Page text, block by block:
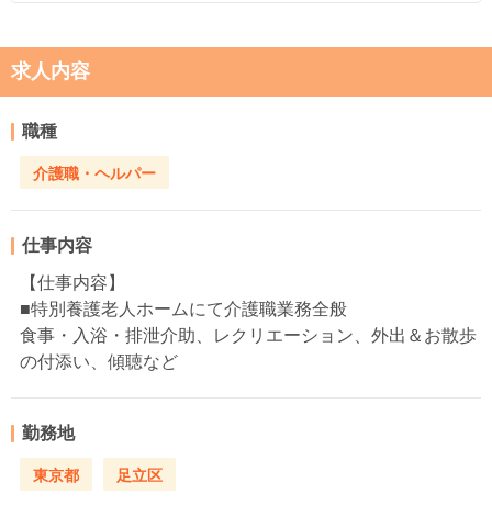
求人内容
職種
介護職・ヘルパー
仕事内容
【仕事内容】
■特別養護老人ホームにて介護職業務全般
食事・入浴・排泄介助、レクリエーション、外出＆お散歩
の付添い、傾聴など
勤務地
東京都 足立区